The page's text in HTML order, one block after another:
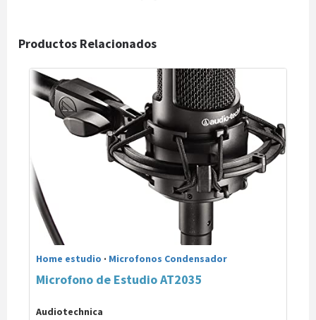
Productos Relacionados
Home estudio · Microfonos Condensador
Microfono de Estudio AT2035
Audiotechnica